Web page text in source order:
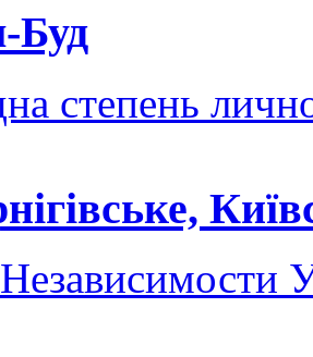
Буд
степень